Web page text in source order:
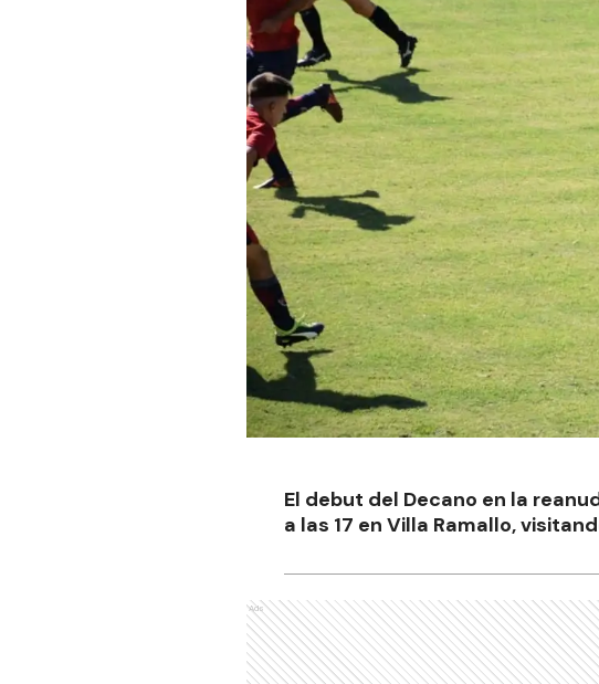
El debut del Decano en la
a las 17 en Villa Ramallo,
Ads